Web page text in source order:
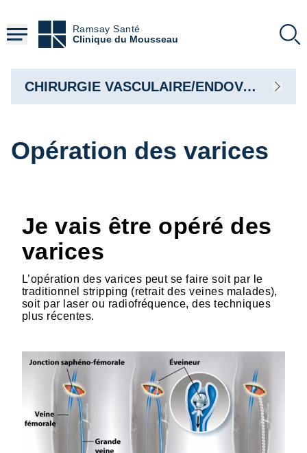
contenu
principal
Ramsay Santé
Clinique du Mousseau
Opération des varices
Je vais être opéré des
varices
L’opération des varices peut se faire soit par le
traditionnel stripping (retrait des veines malades),
soit par laser ou radiofréquence, des techniques
plus récentes.
CHIRURGIE VASCULAIRE/ENDOVASCULAIRE